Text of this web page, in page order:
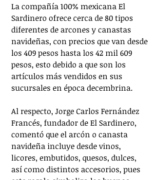
La compañía 100% mexicana El
Sardinero ofrece cerca de 80 tipos
diferentes de arcones y canastas
navideñas, con precios que van desde
los 409 pesos hasta los 42 mil 609
pesos, esto debido a que son los
artículos más vendidos en sus
sucursales en época decembrina.
Al respecto, Jorge Carlos Fernández
Francés, fundador de El Sardinero,
comentó que el arcón o canasta
navideña incluye desde vinos,
licores, embutidos, quesos, dulces,
así como distintos accesorios, pues